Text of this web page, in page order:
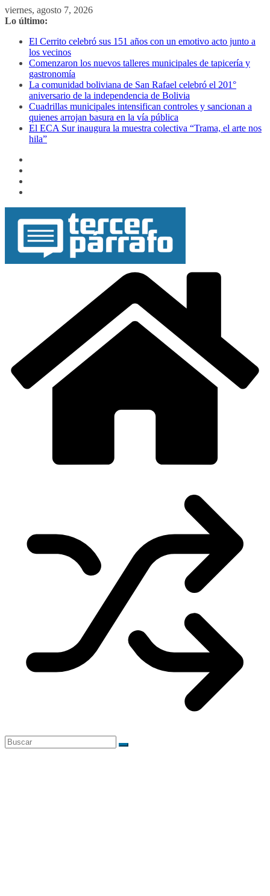
Saltar
al
viernes, agosto 7, 2026
Lo último:
El Cerrito celebró sus 151 años con un emotivo acto junto a
los vecinos
Comenzaron los nuevos talleres municipales de tapicería y
gastronomía
La comunidad boliviana de San Rafael celebró el 201°
aniversario de la independencia de Bolivia
Cuadrillas municipales intensifican controles y sancionan a
quienes arrojan basura en la vía pública
El ECA Sur inaugura la muestra colectiva “Trama, el arte nos
hila”